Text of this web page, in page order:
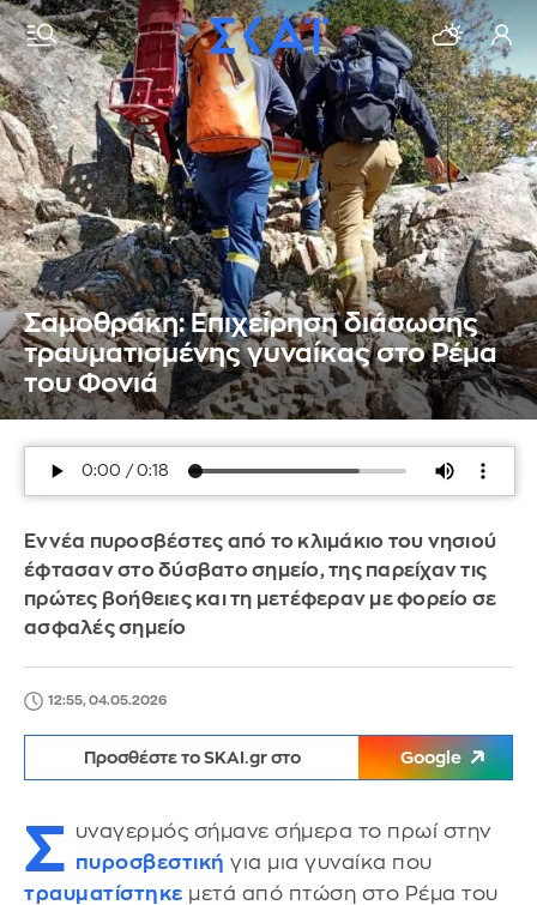
Σαμοθράκη: Επιχείρηση διάσωσης
τραυματισμένης γυναίκας στο Ρέμα
του Φονιά
Εννέα πυροσβέστες από το κλιμάκιο του νησιού
έφτασαν στο δύσβατο σημείο, της παρείχαν τις
πρώτες βοήθειες και τη μετέφεραν με φορείο σε
ασφαλές σημείο
12:55, 04.05.2026
Προσθέστε το SKAI.gr στο Google
Σ υναγερμός σήμανε σήμερα το πρωί στην
πυροσβεστική για μια γυναίκα που
τραυματίστηκε μετά από πτώση στο Ρέμα του